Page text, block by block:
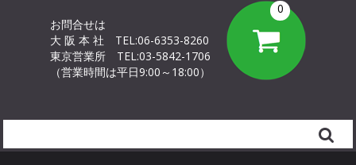
お問合せは
大 阪 本 社 TEL:06-6353-8260
東京営業所 TEL:03-5842-1706
（営業時間は平日9:00～18:00）
0